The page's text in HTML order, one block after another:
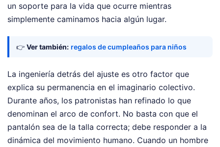
un soporte para la vida que ocurre mientras
simplemente caminamos hacia algún lugar.
👉 Ver también: regalos de cumpleaños para niños
La ingeniería detrás del ajuste es otro factor que
explica su permanencia en el imaginario colectivo.
Durante años, los patronistas han refinado lo que
denominan el arco de confort. No basta con que el
pantalón sea de la talla correcta; debe responder a la
dinámica del movimiento humano. Cuando un hombre